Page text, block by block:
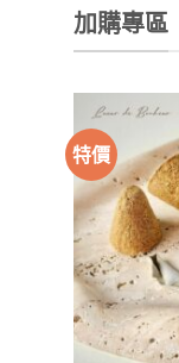
加購專區
特價